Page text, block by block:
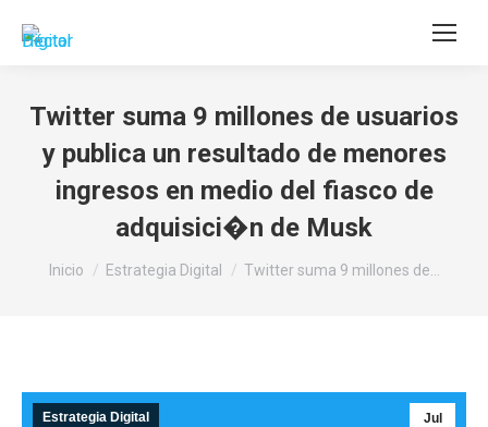
Buscar:
Twitter suma 9 millones de usuarios
y publica un resultado de menores
ingresos en medio del fiasco de
adquisici�n de Musk
Estás aquí:
Inicio Estrategia Digital Twitter suma 9 millones de…
Jul
Estrategia Digital